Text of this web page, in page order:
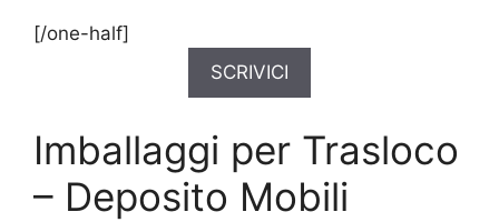
[/one-half]
SCRIVICI
Imballaggi per Trasloco
– Deposito Mobili